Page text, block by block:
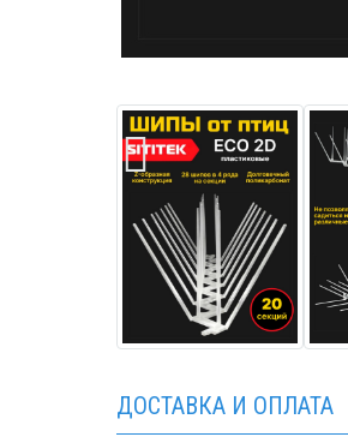
ДОСТАВКА И ОПЛАТА